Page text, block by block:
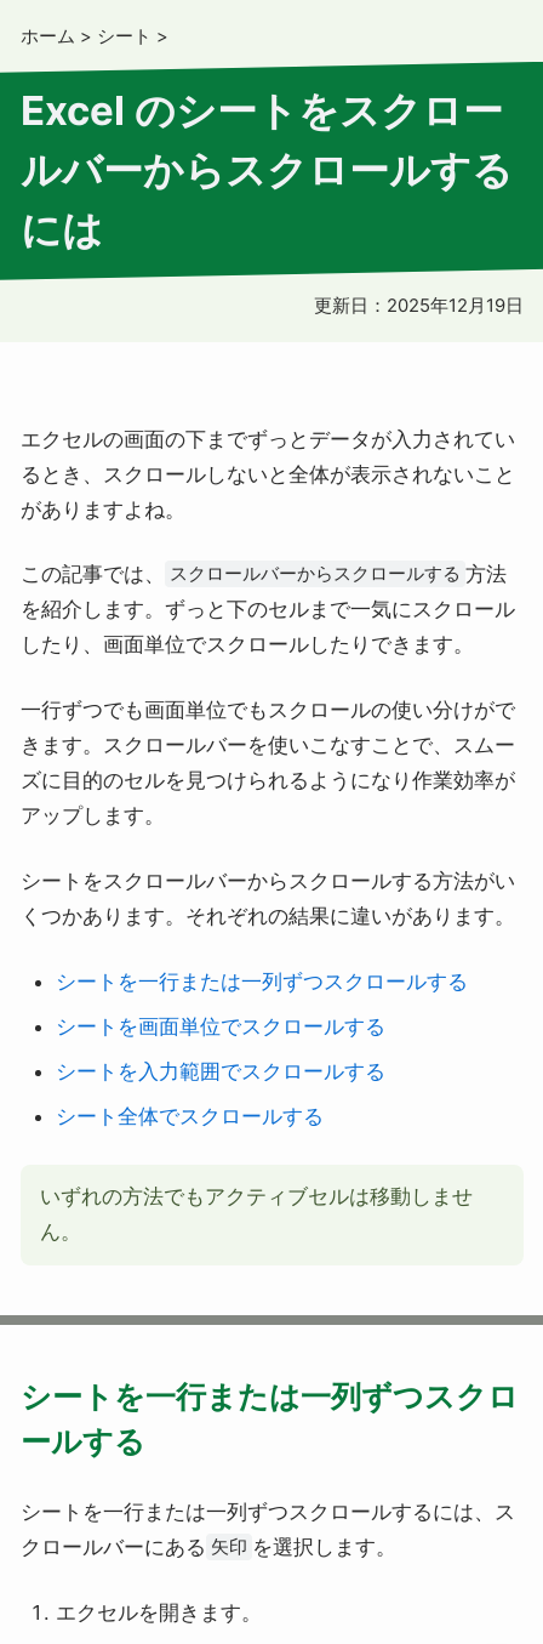
ホーム > シート >
Excel のシートをスクロー
ルバーからスクロールする
には
更新日： 2025年12月19日
エクセルの画面の下までずっとデータが入力されてい
るとき、スクロールしないと全体が表示されないこと
がありますよね。
この記事では、 スクロールバーからスクロールする 方法
を紹介します。ずっと下のセルまで一気にスクロール
したり、画面単位でスクロールしたりできます。
一行ずつでも画面単位でもスクロールの使い分けがで
きます。スクロールバーを使いこなすことで、スムー
ズに目的のセルを見つけられるようになり作業効率が
アップします。
シートをスクロールバーからスクロールする方法がい
くつかあります。それぞれの結果に違いがあります。
シートを一行または一列ずつスクロールする
シートを画面単位でスクロールする
シートを入力範囲でスクロールする
シート全体でスクロールする
いずれの方法でもアクティブセルは移動しませ
ん。
シートを一行または一列ずつスクロ
ールする
シートを一行または一列ずつスクロールするには、ス
クロールバーにある 矢印 を選択します。
エクセルを開きます。